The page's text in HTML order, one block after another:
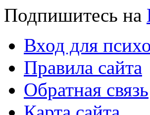
Подпишитесь на
Вход для
Правила сайта
Обратная связь